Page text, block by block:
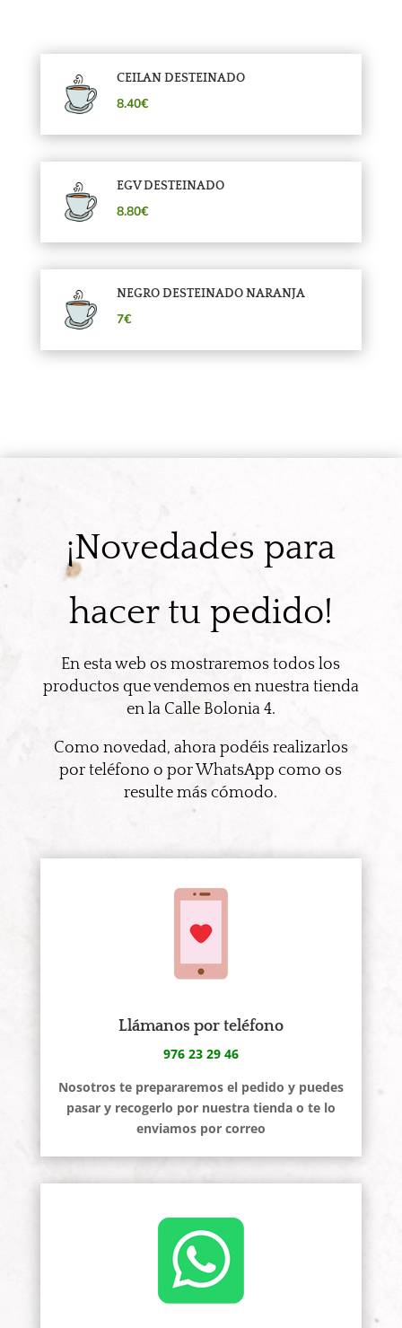
CEILAN DESTEINADO
8.40€
EGV DESTEINADO
8.80€
NEGRO DESTEINADO NARANJA
7€
¡Novedades para
hacer tu pedido!
En esta web os mostraremos todos los
productos que vendemos en nuestra tienda
en la Calle Bolonia 4.
Como novedad, ahora podéis realizarlos
por teléfono o por WhatsApp como os
resulte más cómodo.
Llámanos por teléfono
976 23 29 46
Nosotros te prepararemos el pedido y puedes
pasar y recogerlo por nuestra tienda o te lo
enviamos por correo